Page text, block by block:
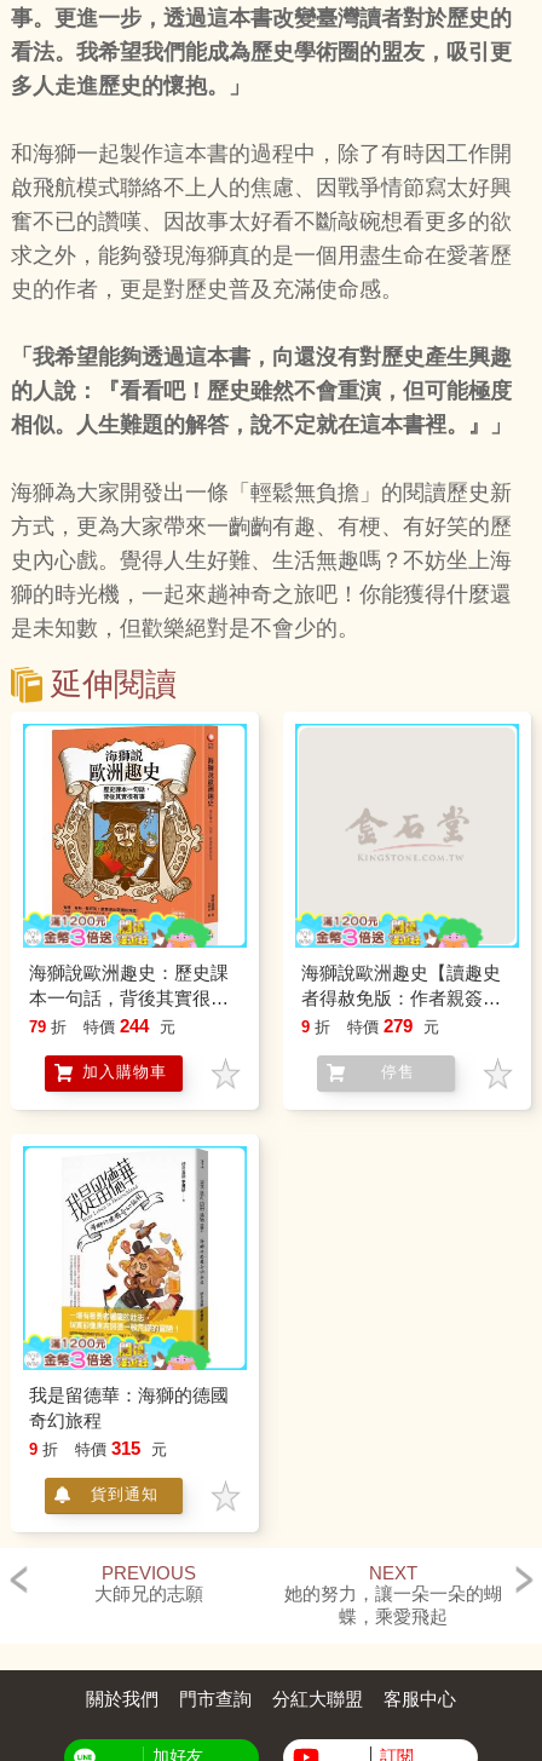
事。更進一步，透過這本書改變臺灣讀者對於歷史的
看法。我希望我們能成為歷史學術圈的盟友，吸引更
多人走進歷史的懷抱。」
和海獅一起製作這本書的過程中，除了有時因工作開
啟飛航模式聯絡不上人的焦慮、因戰爭情節寫太好興
奮不已的讚嘆、因故事太好看不斷敲碗想看更多的欲
求之外，能夠發現海獅真的是一個用盡生命在愛著歷
史的作者，更是對歷史普及充滿使命感。
「我希望能夠透過這本書，向還沒有對歷史產生興趣
的人說：『看看吧！歷史雖然不會重演，但可能極度
相似。人生難題的解答，說不定就在這本書裡。』」
海獅為大家開發出一條「輕鬆無負擔」的閱讀歷史新
方式，更為大家帶來一齣齣有趣、有梗、有好笑的歷
史內心戲。覺得人生好難、生活無趣嗎？不妨坐上海
獅的時光機，一起來趟神奇之旅吧！你能獲得什麼還
是未知數，但歡樂絕對是不會少的。
延伸閱讀
海獅說歐洲趣史：歷史課
本一句話，背後其實很有
事
79 折 特價 244 元
加入購物車
海獅說歐洲趣史【讀趣史
者得赦免版：作者親簽扉
頁+「贖罪不倦」便條
背後其實很有事
9 折 特價 279 元
停售
我是留德華：海獅的德國
奇幻旅程
9 折 特價 315 元
貨到通知
PREVIOUS
大師兄的志願
NEXT
她的努力，讓一朵一朵的蝴
蝶，乘愛飛起
關於我們 門市查詢 分紅大聯盟 客服中心
加好友 訂閱